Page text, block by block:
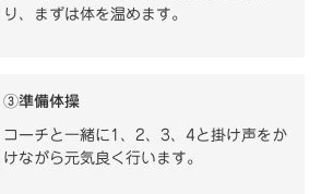
り、まずは体を温めます。
③準備体操
コーチと一緒に1、2、3、4と掛け声をか
けながら元気良く行います。